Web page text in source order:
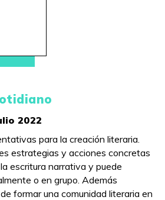
2022
para la creación literaria.
estrategias y acciones concretas
escritura narrativa y puede
o en grupo. Además
formar una comunidad literaria en